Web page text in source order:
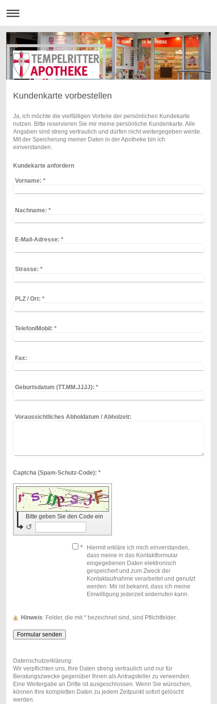
Kundenkarte vorbestellen
Ja, ich möchte die vielfältigen Vorteile der persönlichen Kundekarte
nutzen. Bitte reservieren Sie mir meine persönliche Kundenkarte. Alle
Angaben sind streng vertraulich und dürfen nicht weitergegeben werde.
Mit der Speicherung meiner Daten in der Apotheke bin ich
einverstanden.
Kundekarte anfordern
Vorname: *
Nachname: *
E-Mail-Adresse: *
Strasse: *
PLZ / Ort: *
Telefon/Mobil: *
Fax:
Geburtsdatum (TT.MM.JJJJ): *
Voraussichtliches Abholdatum / Abholzeit:
Captcha (Spam-Schutz-Code): *
Bitte geben Sie den Code ein
↺
*
Hiermit erkläre ich mich einverstanden,
dass meine in das Kontaktformular
eingegebenen Daten elektronisch
gespeichert und zum Zweck der
Kontaktaufnahme verarbeitet und genutzt
werden. Mir ist bekannt, dass ich meine
Einwilligung jederzeit widerrufen kann.
Hinweis : Felder, die mit *bezeichnet sind, sind Pflichtfelder.
Datenschutzerklärung:
Wir verpflichten uns, Ihre Daten streng vertraulich und nur für
Beratungszwecke gegenüber Ihnen als Antragsteller zu verwenden.
Eine Weitergabe an Dritte ist ausgeschlossen. Wenn Sie wünschen,
können Ihre kompletten Daten zu jedem Zeitpunkt sofort gelöscht
werden.